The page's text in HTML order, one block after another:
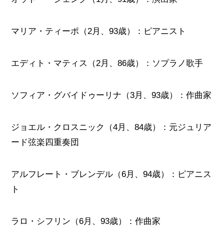
マリア・ティーポ（2月、93歳）：ピアニスト
エディト・マティス（2月、86歳）：ソプラノ歌手
ソフィア・グバイドゥーリナ（3月、93歳）：作曲家
ジョエル・クロスニック（4月、84歳）：元ジュリア
ード弦楽四重奏団
アルフレート・ブレンデル（6月、94歳）：ピアニス
ト
ラロ・シフリン（6月、93歳）：作曲家